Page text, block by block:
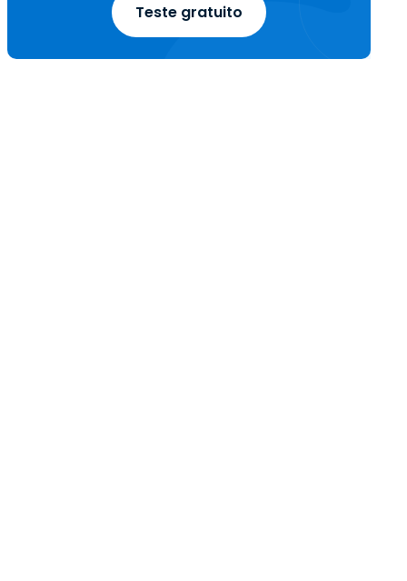
Teste gratuito